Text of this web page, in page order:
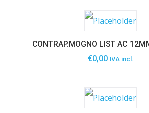
CONTRAP.MOGNO LIST AC
€0,00 IVA incl.